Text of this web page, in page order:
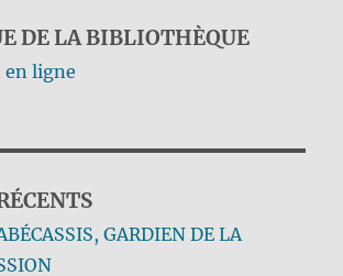
DE LA BIBLIOTHÈQUE
ligne
GARDIEN DE LA